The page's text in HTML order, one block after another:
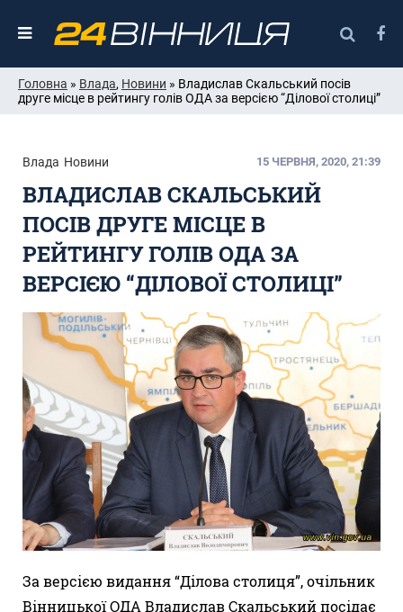
Головна » Влада, Новини » Владислав Скальський посів
друге місце в рейтингу голів ОДА за версією “Ділової столиці”
Влада Новини 15 ЧЕРВНЯ, 2020, 21:39
ВЛАДИСЛАВ СКАЛЬСЬКИЙ
ПОСІВ ДРУГЕ МІСЦЕ В
РЕЙТИНГУ ГОЛІВ ОДА ЗА
ВЕРСІЄЮ “ДІЛОВОЇ СТОЛИЦІ”
За версією видання “Ділова столиця”, очільник
Вінницької ОДА Владислав Скальський посідає